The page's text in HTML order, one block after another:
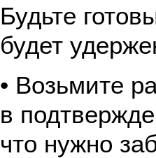
Будьте
будет
• Возьмите
в
что нужно